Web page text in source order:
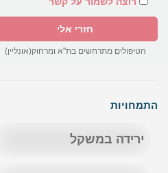
הטיפולים מתרחשים בת"א ומרחוק(אונליין)
התמחויות
ירידה במשקל